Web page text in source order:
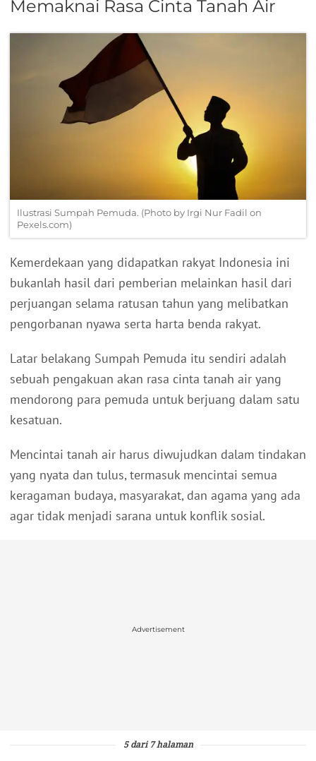
Memaknai Rasa Cinta Tanah Air
Ilustrasi Sumpah Pemuda. (Photo by Irgi Nur Fadil on
Pexels.com)
Kemerdekaan yang didapatkan rakyat Indonesia ini
bukanlah hasil dari pemberian melainkan hasil dari
perjuangan selama ratusan tahun yang melibatkan
pengorbanan nyawa serta harta benda rakyat.
Latar belakang Sumpah Pemuda itu sendiri adalah
sebuah pengakuan akan rasa cinta tanah air yang
mendorong para pemuda untuk berjuang dalam satu
kesatuan.
Mencintai tanah air harus diwujudkan dalam tindakan
yang nyata dan tulus, termasuk mencintai semua
keragaman budaya, masyarakat, dan agama yang ada
agar tidak menjadi sarana untuk konflik sosial.
Advertisement
5 dari 7 halaman